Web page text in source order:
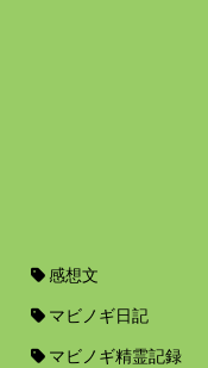
感想文
マビノギ日記
マビノギ精霊記録